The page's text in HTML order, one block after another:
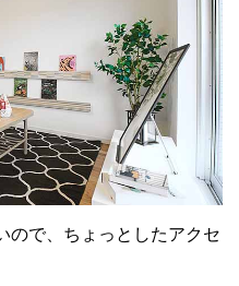
ので、ちょっとしたアクセ